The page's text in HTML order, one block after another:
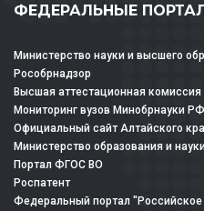
ФЕДЕРАЛЬНЫЕ
Министерство науки и высшего
Рособрнадзор
Высшая аттестационная комиссия
Мониторинг вузов Минобрнауки РФ
Официальный сайт Алтайского
Министерство образования и
Портал ФГОС ВО
Роспатент
Федеральный портал "Российское